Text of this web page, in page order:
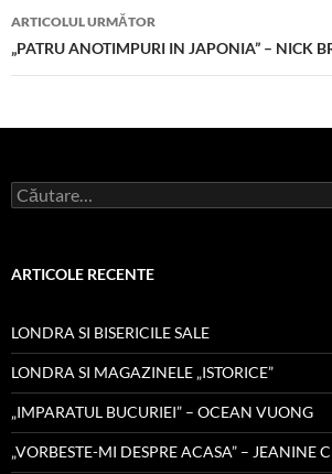
articole
ARTICOLUL URMĂTOR
„PATRU ANOTIMPURI IN JAPONIA” – NICK
Caută
după:
ARTICOLE RECENTE
LONDRA SI BISERICILE SALE
LONDRA SI MAGAZINELE „ISTORICE”
„IMPARATUL BUCURIEI” – OCEAN VUONG
„VORBESTE-MI DESPRE ACASA” – JEANINE